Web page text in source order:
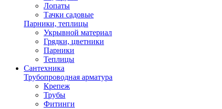
Лопаты
Тачки садовые
Парники, теплицы
Укрывной материал
Грядки, цветники
Парники
Теплицы
Сантехника
Трубопроводная арматура
Крепеж
Трубы
Фитинги